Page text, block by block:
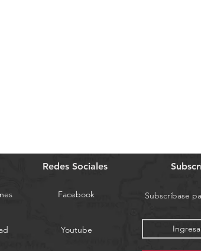
Redes Sociales
Facebook
Youtube
Subscríbase